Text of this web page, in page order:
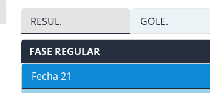
RESUL. GOLE.
FASE REGULAR
Fecha 21